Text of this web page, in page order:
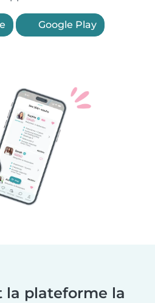
Google Play
la plateforme la